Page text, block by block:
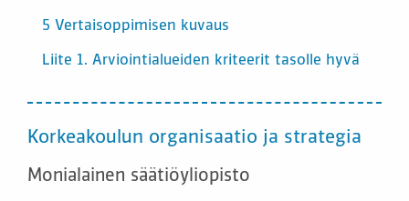
5 Vertaisoppimisen kuvaus
Liite 1. Arviointialueiden kriteerit tasolle hyvä
Korkeakoulun organisaatio ja strategia
Monialainen säätiöyliopisto